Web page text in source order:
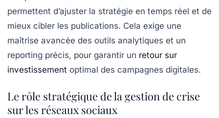
permettent d’ajuster la stratégie en temps réel et de
mieux cibler les publications. Cela exige une
maîtrise avancée des outils analytiques et un
reporting précis, pour garantir un retour sur
investissement optimal des campagnes digitales.
Le rôle stratégique de la gestion de crise
sur les réseaux sociaux